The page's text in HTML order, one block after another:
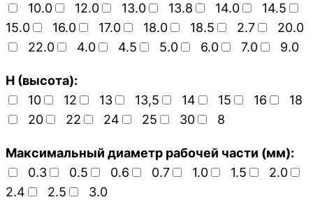
10.0
12.0 13.0 13.8 14.0
14.5
15.0
16.0 17.0 18.0 18.5 2.7
20.0
22.0
4.0 4.5 5.0 6.0 7.0 9.0
H (высота):
10
12 13 13,5 14 15 16
18
20
22 24 25 30 8
Максимальный диаметр рабочей части (мм):
0.3
0.5 0.6 0.7 1.0 1.5
2.0
2.4
2.5 3.0